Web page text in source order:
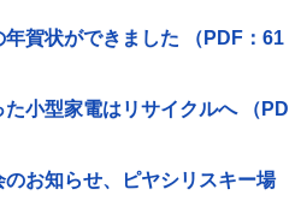
賀状ができました （PDF：61
小型家電はリサイクルへ （PD
お知らせ、ピヤシリスキー場